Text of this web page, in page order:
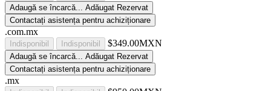
Adaugă se încarcă... Adăugat Rezervat
Contactați asistența pentru achiziționare
.com.mx
Indisponibil Indisponibil $349.00MXN
Adaugă se încarcă... Adăugat Rezervat
Contactați asistența pentru achiziționare
.mx